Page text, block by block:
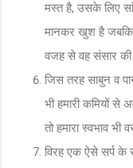
मस्त है, उसके लिए
मानकर खुश है जबकि
वजह से वह संसार की
जिस तरह साबुन व
भी हमारी कमियों
तो हमारा स्वभाव भी
विरह एक ऐसे सर्प